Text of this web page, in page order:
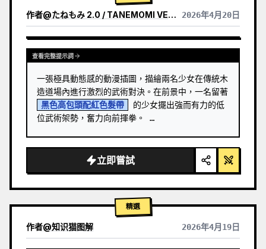
作者@たねもみ 2.0 / TANEMOMI VER2.0 2026年4月20日
查看完整提示詞
一張極具動態感的動漫插圖，描繪兩名少女在傳統木
黑色高包頭配紅色髮帶
的少女擺出強而有力的低
位武術架勢，奮力向前揮拳。 …
立即嘗試
精選
作者@知识猫图解 2026年4月19日